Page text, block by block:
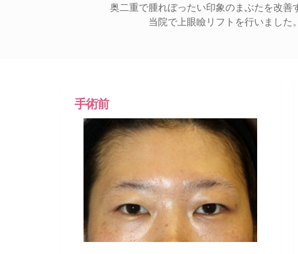
奥二重で腫れぼったい印象のまぶたを改善
当院で上眼瞼リフトを行いました。
手術前